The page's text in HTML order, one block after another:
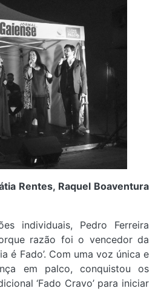
Rentes, Raquel Boaventura
individuais, Pedro Ferreira
razão foi o vencedor da
é Fado’. Com uma voz única e
em palco, conquistou os
‘Fado Cravo’ para iniciar